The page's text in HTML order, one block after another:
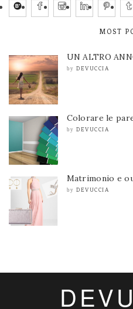
MOST
UN ALTRO
by DEVUCCIA
Colorare le
by DEVUCCIA
Matrimonio e
by DEVUCCIA